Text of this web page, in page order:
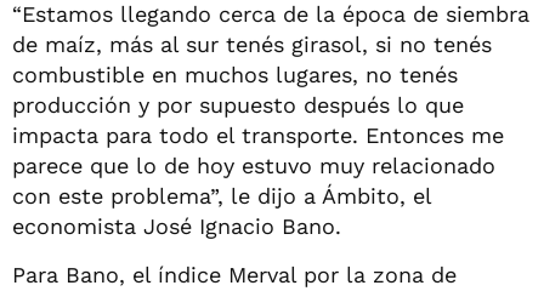
“Estamos llegando cerca de la época de siembra
de maíz, más al sur tenés girasol, si no tenés
combustible en muchos lugares, no tenés
producción y por supuesto después lo que
impacta para todo el transporte. Entonces me
parece que lo de hoy estuvo muy relacionado
con este problema”, le dijo a Ámbito, el
economista José Ignacio Bano.
Para Bano, el índice Merval por la zona de